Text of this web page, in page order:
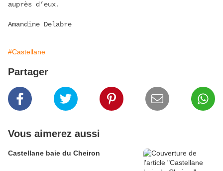
auprès d’eux.
Amandine Delabre
#Castellane
Partager
Vous aimerez aussi
Castellane baie du Cheiron